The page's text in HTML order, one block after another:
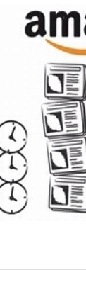
MAIL